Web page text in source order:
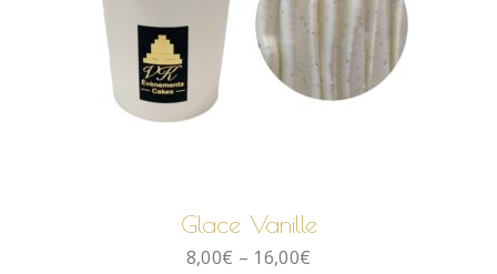
Glace Vanille
8,00€ – 16,00€